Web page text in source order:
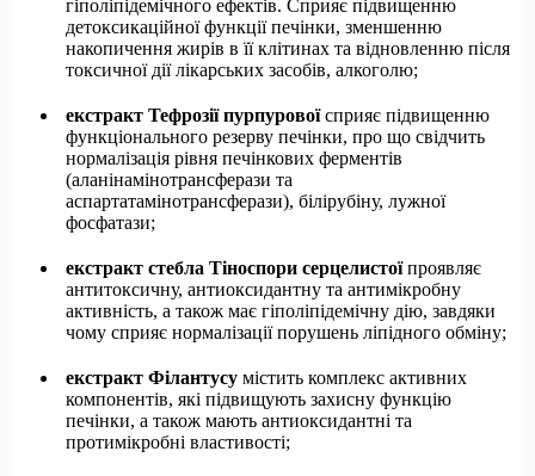
гіполіпідемічного ефектів. Сприяє підвищенню
детоксикаційної функції печінки, зменшенню
накопичення жирів в її клітинах та відновленню після
токсичної дії лікарських засобів, алкоголю;
екстракт Тефрозії пурпуровоїсприяє підвищенню
функціонального резерву печінки, про що свідчить
нормалізація рівня печінкових ферментів
(аланінамінотрансферази та
аспартатамінотрансферази), білірубіну, лужної
фосфатази;
екстракт стебла Тіноспори серцелистоїпроявляє
антитоксичну, антиоксидантну та антимікробну
активність, а також має гіполіпідемічну дію, завдяки
чому сприяє нормалізації порушень ліпідного обміну;
екстракт Філантусу містить комплекс активних
компонентів, які підвищують захисну функцію
печінки, а також мають антиоксидантні та
протимікробні властивості;